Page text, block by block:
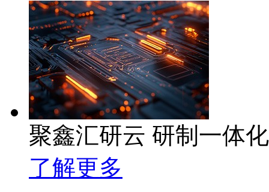
聚鑫汇研云 研制一体
了解更多